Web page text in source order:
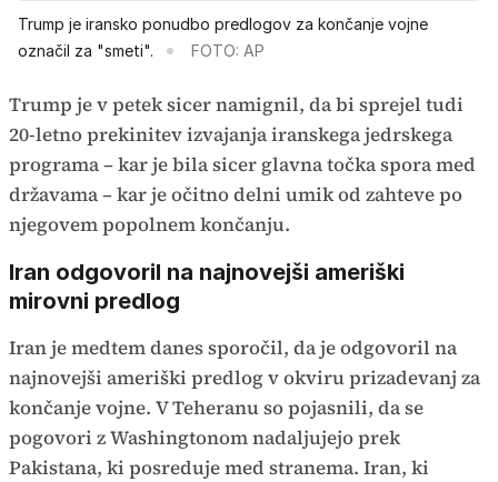
Trump je iransko ponudbo predlogov za končanje vojne
označil za "smeti".
FOTO: AP
Trump je v petek sicer namignil, da bi sprejel tudi
20-letno prekinitev izvajanja iranskega jedrskega
programa – kar je bila sicer glavna točka spora med
državama – kar je očitno delni umik od zahteve po
njegovem popolnem končanju.
Iran odgovoril na najnovejši ameriški
mirovni predlog
Iran je medtem danes sporočil, da je odgovoril na
najnovejši ameriški predlog v okviru prizadevanj za
končanje vojne. V Teheranu so pojasnili, da se
pogovori z Washingtonom nadaljujejo prek
Pakistana, ki posreduje med stranema. Iran, ki